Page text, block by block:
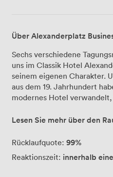
Über Alexanderplatz
Sechs verschiedene
uns im Classik Hotel
seinem eigenen Charakter.
aus dem 19. Jahrhundert
modernes Hotel
Tageslicht flutet durch die
die Ihre Teilnehmer wach und
bis zu 60 Personen – perfekt
Lesen Sie mehr über den
Rücklaufquote: 99%
Reaktionszeit: innerhalb